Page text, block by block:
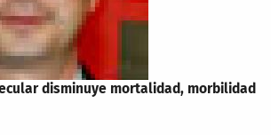
disminuye mortalidad, morbilidad